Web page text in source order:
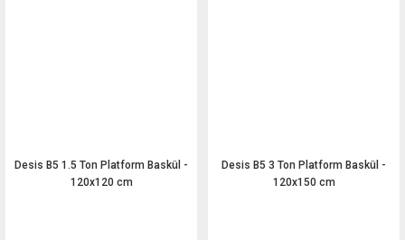
Desis B5 1.5 Ton Platform Baskül -
120x120 cm
Desis B5 3 Ton Platform Baskül -
120x150 cm